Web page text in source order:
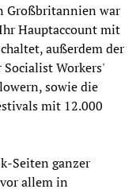
Großbritannien war
Hauptaccount mit
außerdem der
Workers'
sowie die
mit 12.000
Seiten ganzer
allem in